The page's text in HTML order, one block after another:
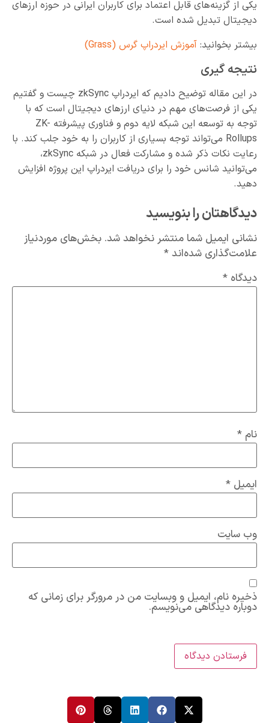
یکی از گزینه‌های قابل اعتماد برای کاربران ایرانی در حوزه ارزهای
دیجیتال تبدیل شده است.
بیشتر بخوانید: آموزش ایردراپ گرس (Grass)
نتیجه گیری
در این مقاله توضیح دادیم که ایردراپ zkSync چیست و گفتیم
یکی از فرصت‌های مهم در دنیای ارزهای دیجیتال است که با
توجه به توسعه این شبکه لایه دوم و فناوری پیشرفته ZK-
Rollups می‌تواند توجه بسیاری از کاربران را به خود جلب کند. با
رعایت نکات ذکر شده و مشارکت فعال در شبکه zkSync،
می‌توانید شانس خود را برای دریافت ایردراپ این پروژه افزایش
دهید.
دیدگاهتان را بنویسید
نشانی ایمیل شما منتشر نخواهد شد. بخش‌های موردنیاز
علامت‌گذاری شده‌اند*
دیدگاه *
نام *
ایمیل *
وب‌ سایت
ذخیره نام، ایمیل و وبسایت من در مرورگر برای زمانی که
دوباره دیدگاهی می‌نویسم.